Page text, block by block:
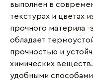
выполнен в
текстурах и цветах
прочного материла -
обладает
прочностью и
химических
удобными